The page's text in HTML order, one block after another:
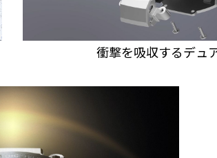
衝撃を吸収するデュ